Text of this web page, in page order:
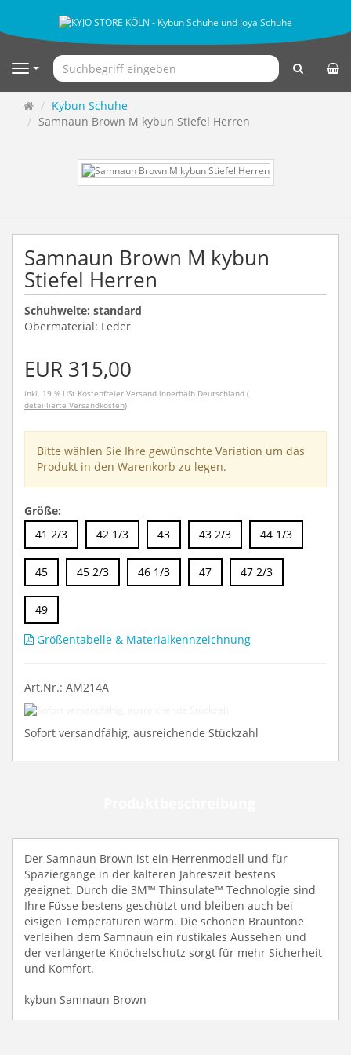
Navigation Suchen
Startseite
Kybun Schuhe
Samnaun Brown M kybun Stiefel Herren
Samnaun Brown M kybun
Stiefel Herren
Schuhweite: standard
Obermaterial: Leder
EUR 315,00
inkl. 19 % USt Kostenfreier Versand innerhalb Deutschland (
detaillierte Versandkosten)
Bitte wählen Sie Ihre gewünschte Variation um das
Produkt in den Warenkorb zu legen.
Größe:
41 2/3
42 1/3 43 43 2/3 44 1/3
45 45 2/3 46 1/3 47 47 2/3
49
Größentabelle & Materialkennzeichnung
Art.Nr.: AM214A
ausreichende
Sofort versandfähig, ausreichende Stückzahl
Der Samnaun Brown ist ein Herrenmodell und für
Spaziergänge in der kälteren Jahreszeit bestens
geeignet. Durch die 3M™ Thinsulate™ Technologie sind
Ihre Füsse bestens geschützt und bleiben auch bei
eisigen Temperaturen warm. Die schönen Brauntöne
verleihen dem Samnaun ein rustikales Aussehen und
der verlängerte Knöchelschutz sorgt für mehr Sicherheit
und Komfort.
kybun Samnaun Brown